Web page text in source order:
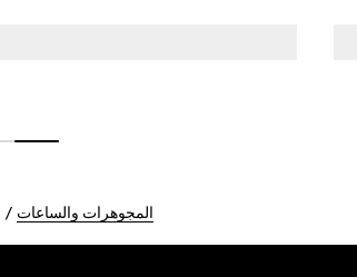
المجوهرات والساعات